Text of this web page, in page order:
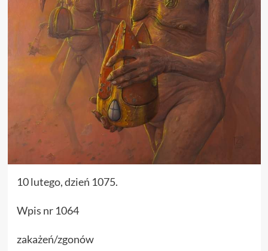
10 lutego, dzień 1075.
Wpis nr 1064
zakażeń/zgonów